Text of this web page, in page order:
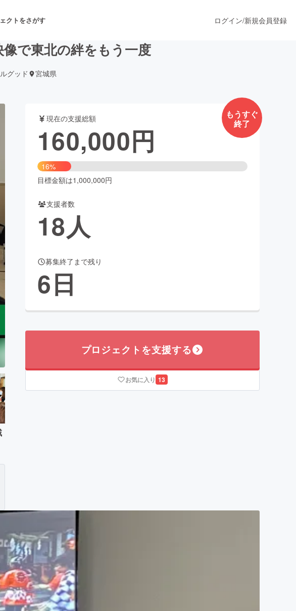
クトをさがす
・パフォーマンス
ファッション
ーティー・ヘルスケア
Creation
ュニティ
ログイン/新規会員登録
像で東北の絆をもう一度
グッド 宮城県
もうすぐ
終了
現在の支援総額
160,000円
16%
目標金額は1,000,000円
支援者数
18人
募集終了まで残り
6日
プロジェクトを支援する
お気に入り 13